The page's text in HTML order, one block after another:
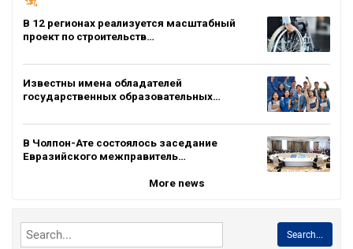
В 12 регионах реализуется масштабный
проект по строительств…
Известны имена обладателей
государственных образовательных…
В Чолпон-Ате состоялось заседание
Евразийского межправитель…
More news
Search...